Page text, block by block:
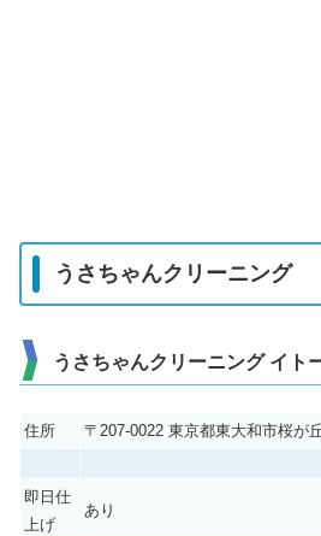
うさちゃんクリーニング
うさちゃんクリーニング イト
住所 〒207-0022 東京都東大和市桜が
即日仕
上げ
あり